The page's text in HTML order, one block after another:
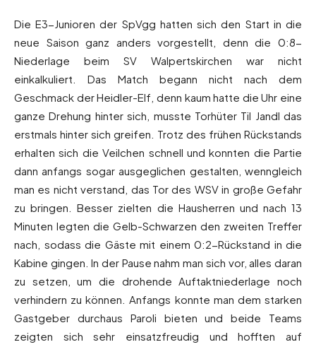
Die E3-Junioren der SpVgg hatten sich den Start in die
neue Saison ganz anders vorgestellt, denn die 0:8-
Niederlage beim SV Walpertskirchen war nicht
einkalkuliert. Das Match begann nicht nach dem
Geschmack der Heidler-Elf, denn kaum hatte die Uhr eine
ganze Drehung hinter sich, musste Torhüter Til Jandl das
erstmals hinter sich greifen. Trotz des frühen Rückstands
erhalten sich die Veilchen schnell und konnten die Partie
dann anfangs sogar ausgeglichen gestalten, wenngleich
man es nicht verstand, das Tor des WSV in große Gefahr
zu bringen. Besser zielten die Hausherren und nach 13
Minuten legten die Gelb-Schwarzen den zweiten Treffer
nach, sodass die Gäste mit einem 0:2-Rückstand in die
Kabine gingen. In der Pause nahm man sich vor, alles daran
zu setzen, um die drohende Auftaktniederlage noch
verhindern zu können. Anfangs konnte man dem starken
Gastgeber durchaus Paroli bieten und beide Teams
zeigten sich sehr einsatzfreudig und hofften auf